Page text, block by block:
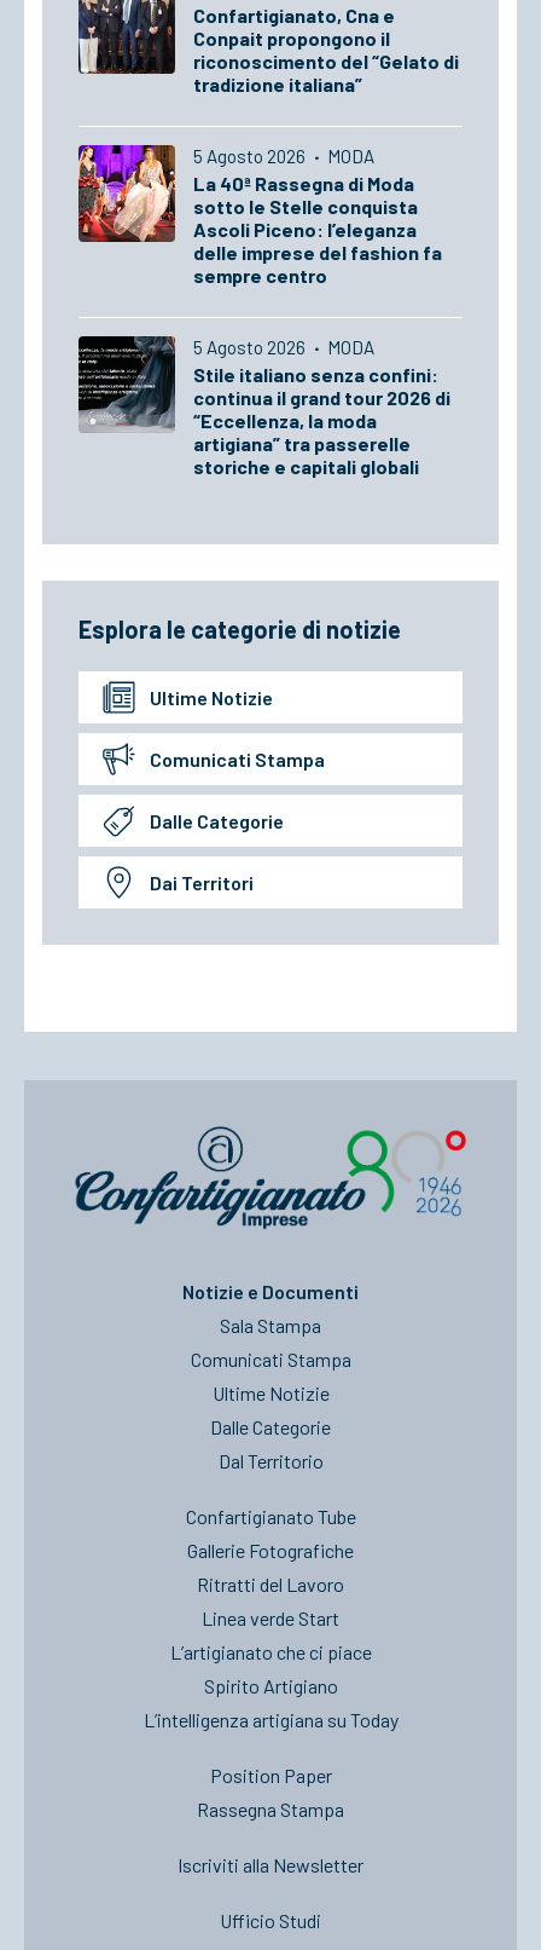
Confartigianato, Cna e
Conpait propongono il
riconoscimento del “Gelato di
tradizione italiana”
5 Agosto 2026 · MODA
La 40ª Rassegna di Moda
sotto le Stelle conquista
Ascoli Piceno: l’eleganza
delle imprese del fashion fa
sempre centro
5 Agosto 2026 · MODA
Stile italiano senza confini:
continua il grand tour 2026 di
“Eccellenza, la moda
artigiana” tra passerelle
storiche e capitali globali
Esplora le categorie di notizie
Ultime Notizie
Comunicati Stampa
Dalle Categorie
Dai Territori
Notizie e Documenti
Sala Stampa
Comunicati Stampa
Ultime Notizie
Dalle Categorie
Dal Territorio
Confartigianato Tube
Gallerie Fotografiche
Ritratti del Lavoro
Linea verde Start
L’artigianato che ci piace
Spirito Artigiano
L’intelligenza artigiana su Today
Position Paper
Rassegna Stampa
Iscriviti alla Newsletter
Ufficio Studi